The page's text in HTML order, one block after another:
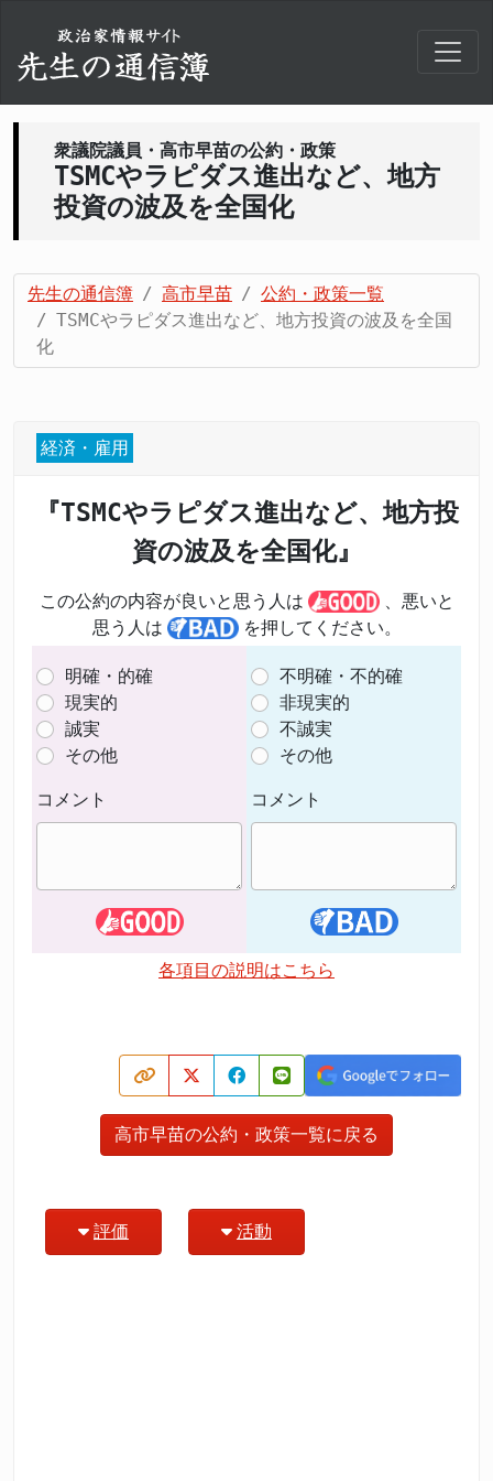
衆議院議員・高市早苗の公約・政策
TSMCやラピダス進出など、地方
投資の波及を全国化
先生の通信簿 高市早苗
公約・政策一覧
TSMCやラピダス進出など、地方投資の波及を全国
化
経済・雇用
『TSMCやラピダス進出など、地方投
資の波及を全国化』
この公約の内容が良いと思う人は
、悪いと
思う人は
を押してください。
明確・的確
現実的
誠実
その他
コメント
不明確・不的確
非現実的
不誠実
その他
コメント
各項目の説明はこちら
高市早苗の公約・政策一覧に戻る
評価 活動